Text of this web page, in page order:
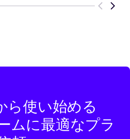
Previous
Next
ら使い始める
ムに最適なプラ